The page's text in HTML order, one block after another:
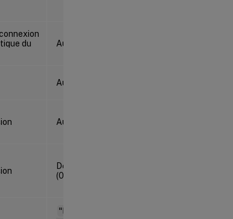
du
Autorisé (1)
Autorisé (1)
Autorisé (1)
Désactivé
(0)
"Microsoft